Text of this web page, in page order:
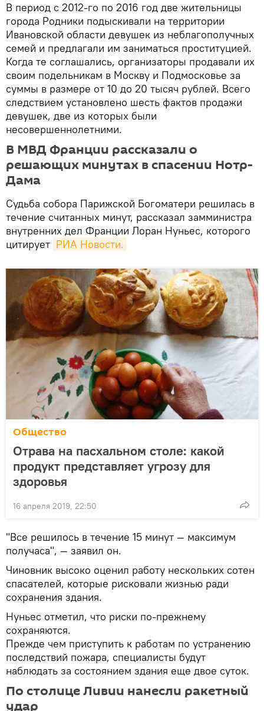
В период с 2012-го по 2016 год две жительницы
города Родники подыскивали на территории
Ивановской области девушек из неблагополучных
семей и предлагали им заниматься проституцией.
Когда те соглашались, организаторы продавали их
своим подельникам в Москву и Подмосковье за
суммы в размере от 10 до 20 тысяч рублей. Всего
следствием установлено шесть фактов продажи
девушек, две из которых были
несовершеннолетними.
В МВД Франции рассказали о
решающих минутах в спасении Нотр-
Дама
Судьба собора Парижской Богоматери решилась в
течение считанных минут, рассказал замминистра
внутренних дел Франции Лоран Нуньес, которого
цитирует РИА Новости.
Общество
Отрава на пасхальном столе: какой
продукт представляет угрозу для
здоровья
16 апреля 2019, 22:50
"Все решилось в течение 15 минут — максимум
получаса", — заявил он.
Чиновник высоко оценил работу нескольких сотен
спасателей, которые рисковали жизнью ради
сохранения здания.
Нуньес отметил, что риски по-прежнему
сохраняются.
Прежде чем приступить к работам по устранению
последствий пожара, специалисты будут
наблюдать за состоянием здания еще двое суток.
По столице Ливии нанесли ракетный
удар